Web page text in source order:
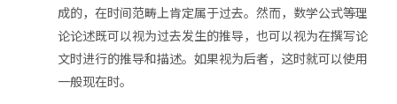
成的，在时间范畴上肯定属于过去。然而，数学公式等理
论论述既可以视为过去发生的推导，也可以视为在撰写论
文时进行的推导和描述。如果视为后者，这时就可以使用
一般现在时。